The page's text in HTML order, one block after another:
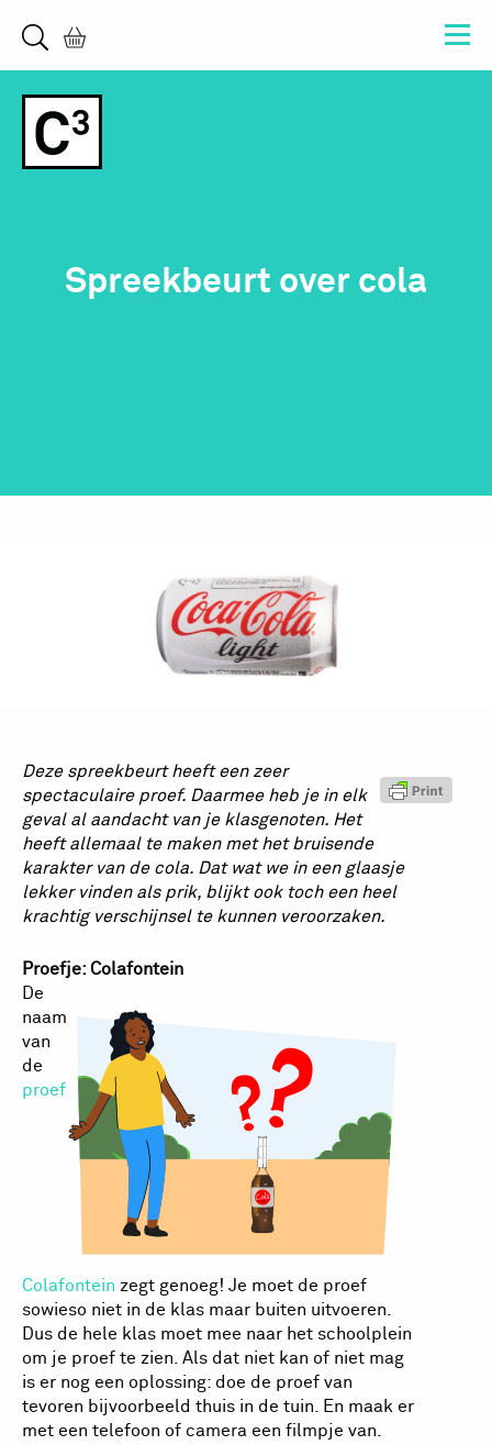
Spreekbeurt over cola
Deze spreekbeurt heeft een zeer
spectaculaire proef. Daarmee heb je in elk
geval al aandacht van je klasgenoten. Het
heeft allemaal te maken met het bruisende
karakter van de cola. Dat wat we in een glaasje
lekker vinden als prik, blijkt ook toch een heel
krachtig verschijnsel te kunnen veroorzaken.
Proefje: Colafontein
De
naam
van
de
proef
Colafontein zegt genoeg! Je moet de proef
sowieso niet in de klas maar buiten uitvoeren.
Dus de hele klas moet mee naar het schoolplein
om je proef te zien. Als dat niet kan of niet mag
is er nog een oplossing: doe de proef van
tevoren bijvoorbeeld thuis in de tuin. En maak er
met een telefoon of camera een filmpje van.